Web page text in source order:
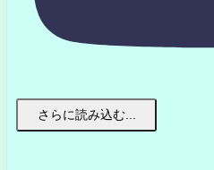
さらに読み込む...